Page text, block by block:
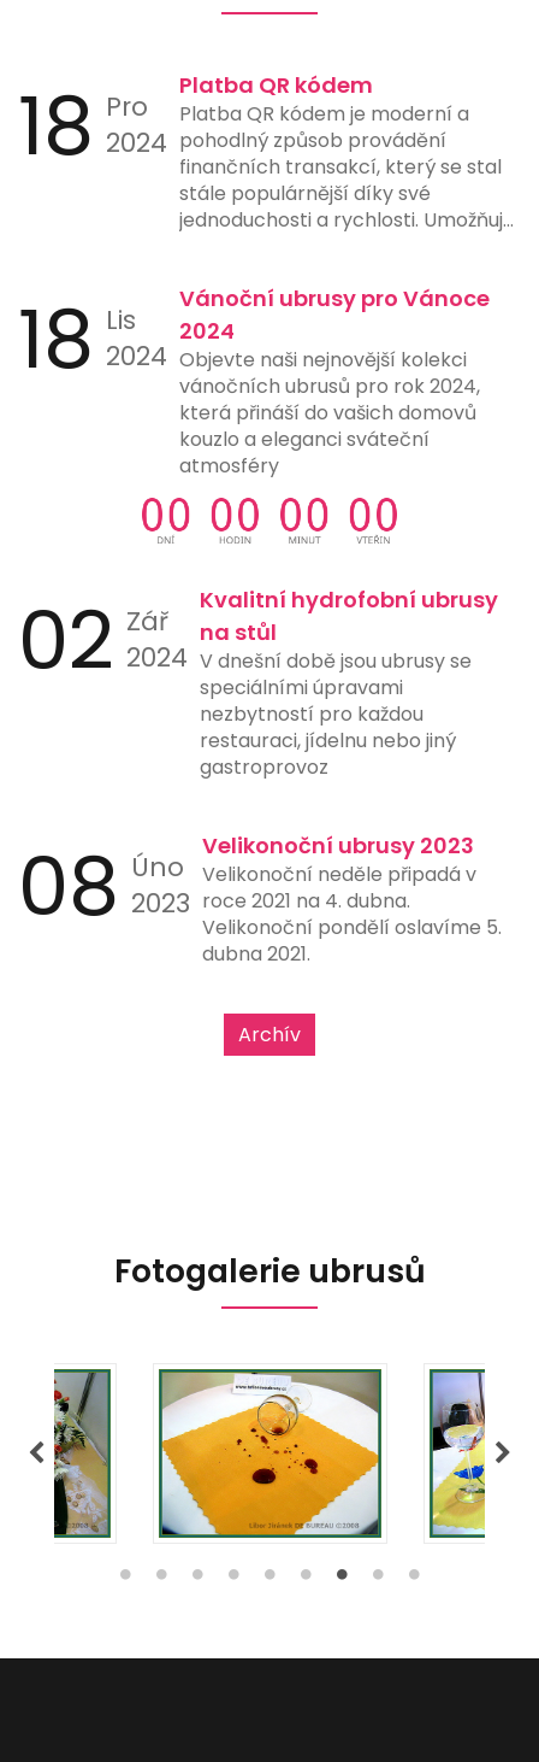
18 Pro
2024
Platba QR kódem
Platba QR kódem je moderní a
pohodlný způsob provádění
finančních transakcí, který se stal
stále populárnější díky své
jednoduchosti a rychlosti. Umožňuje
chytrého telefonu nebo jiného
zařízení s fotoaparátem a vhodnou
aplikací. Tento způsob platby
eliminuje potřebu ručního zadávání
čísel účtů, čímž snižuje riziko chyb a
urychluje proces platby. Mnohé
banky a finanční instituce nyní
nabízejí možnost generování a
skenování QR kódů přímo ve svých
aplikacích, což ještě více usnadňuje
ideální pro online nákupy,
restaurace, čerpací stanice a další
místa, kde rychlost a jednoduchost
platby hrají klíčovou roli.
18 Lis
2024
Vánoční ubrusy pro Vánoce
2024
Objevte naši nejnovější kolekci
vánočních ubrusů pro rok 2024,
která přináší do vašich domovů
kouzlo a eleganci sváteční
atmosféry
02 Zář
2024
Kvalitní hydrofobní ubrusy
na stůl
V dnešní době jsou ubrusy se
speciálními úpravami
nezbytností pro každou
restauraci, jídelnu nebo jiný
gastroprovoz
08 Úno
2023
Velikonoční ubrusy 2023
Velikonoční neděle připadá v
roce 2021 na 4. dubna.
Velikonoční pondělí oslavíme 5.
dubna 2021.
Archív
Fotogalerie ubrusů